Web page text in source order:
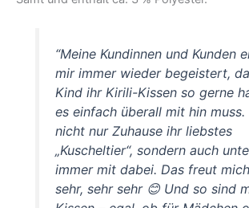
“Meine Kundinnen und Kunden
mir immer wieder begeistert,
Kind ihr Kirili-Kissen so gerne
es einfach überall mit hin muss.
nicht nur Zuhause ihr liebstes
„Kuscheltier“, sondern auch
immer mit dabei. Das freut
sehr, sehr sehr 😊 Und so sind